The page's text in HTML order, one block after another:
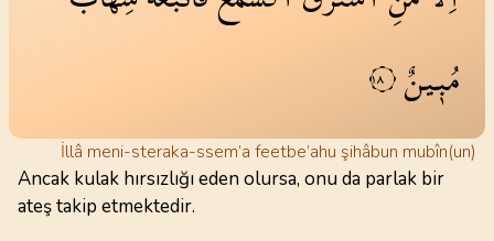
مُب۪ينٌ ١٨
İllâ meni-steraka-ssem’a feetbe’ahu şihâbun mubîn(un)
Ancak kulak hırsızlığı eden olursa, onu da parlak bir
ateş takip etmektedir.